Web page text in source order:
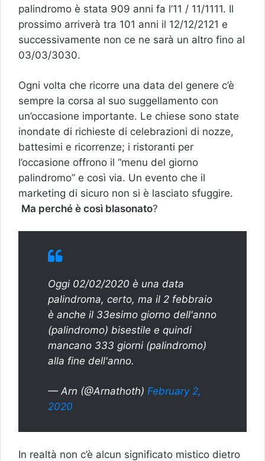
palindromo è stata 909 anni fa l’11 / 11/1111. Il
prossimo arriverà tra 101 anni il 12/12/2121 e
successivamente non ce ne sarà un altro fino al
03/03/3030.
Ogni volta che ricorre una data del genere c’è
sempre la corsa al suo suggellamento con
un’occasione importante. Le chiese sono state
inondate di richieste di celebrazioni di nozze,
battesimi e ricorrenze; i ristoranti per
l’occasione offrono il “menu del giorno
palindromo” e così via. Un evento che il
marketing di sicuro non si è lasciato sfuggire.
Ma perché è così blasonato?
Oggi 02/02/2020 è una data
palindroma, certo, ma il 2 febbraio
è anche il 33esimo giorno dell'anno
(palindromo) bisestile e quindi
mancano 333 giorni (palindromo)
alla fine dell'anno.
— Arn (@Arnathoth) February 2,
2020
In realtà non c’è alcun significato mistico dietro